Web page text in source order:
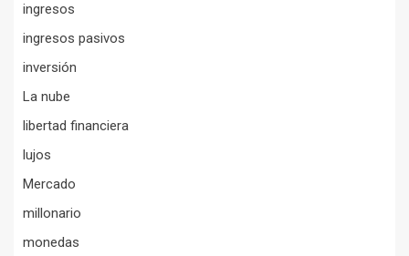
ingresos
ingresos pasivos
inversión
La nube
libertad financiera
lujos
Mercado
millonario
monedas